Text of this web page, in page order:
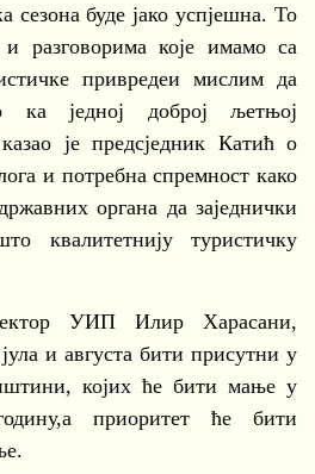
сезона буде јако успјешна. То
разговорима које имамо са
привредеи мислим да
ка једној доброј љетњој
је предсједник Катић о
и потребна спремност како
органа да заједнички
квалитетнију туристичку
УИП Илир Харасани,
и августа бити присутни у
којих ће бити мање у
приоритет ће бити